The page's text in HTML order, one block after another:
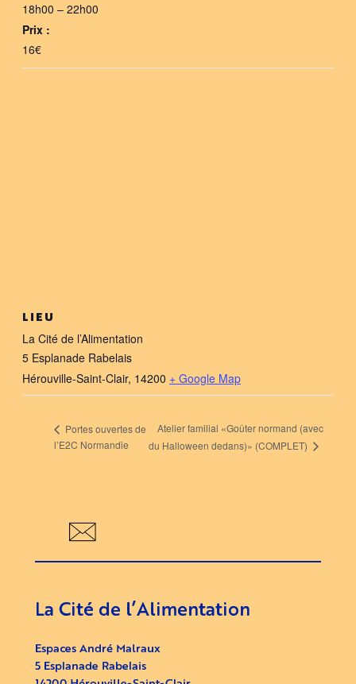
18h00 – 22h00
Prix :
16€
LIEU
La Cité de l’Alimentation
5 Esplanade Rabelais
Hérouville-Saint-Clair, 14200 + Google Map
Portes ouvertes de
l’E2C Normandie
Atelier familial «Goûter normand (avec
du Halloween dedans)» (COMPLET)
La Cité de l’Alimentation
Espaces André Malraux
5 Esplanade Rabelais